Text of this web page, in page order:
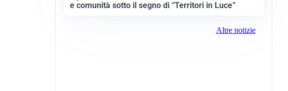
e comunità sotto il segno di “Territori in Luce”
Altre notizie